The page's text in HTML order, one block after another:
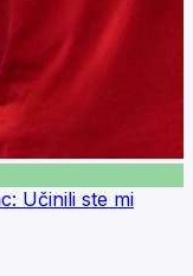
Učinili ste mi